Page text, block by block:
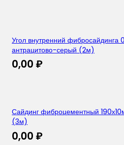
Угол внутренний
антрацитово-серый (2м)
0,00 ₽
Сайдинг фиброцементный
(3м)
0,00 ₽